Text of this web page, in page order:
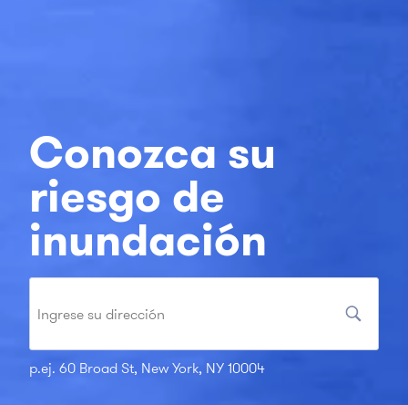
Conozca su
riesgo de
inundación
p.ej. 60 Broad St, New York, NY 10004